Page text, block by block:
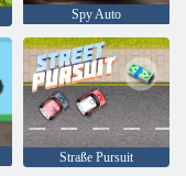
Spy Auto
Straße Pursuit